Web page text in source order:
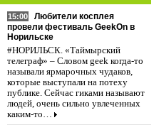
15:00
Любители косплея
провели фестиваль GeekOn в
Норильске
#НОРИЛЬСК. «Таймырский
телеграф» – Словом geek когда-то
называли ярмарочных чудаков,
которые выступали на потеху
публике. Сейчас гиками называют
людей, очень сильно увлеченных
каким-то…